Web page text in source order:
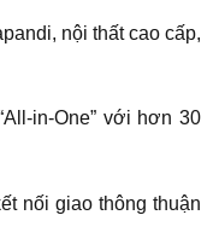
nội thất cao cấp,
in-One” với hơn 30
nối giao thông thuận